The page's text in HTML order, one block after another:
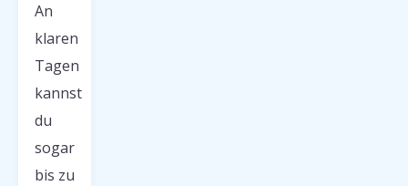
An
klaren
Tagen
kannst
du
sogar
bis zu